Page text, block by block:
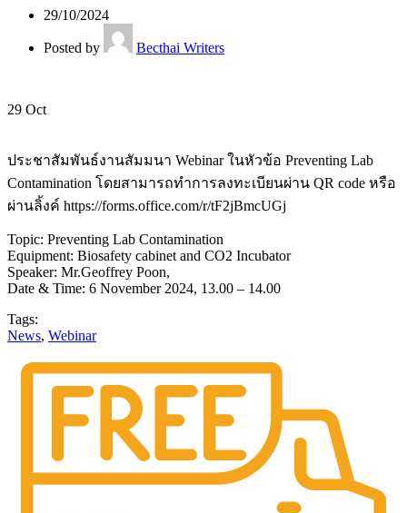
29/10/2024
Posted by Becthai Writers
29 Oct
ประชาสัมพันธ์งานสัมมนา Webinar ในหัวข้อ Preventing Lab
Contamination โดยสามารถทำการลงทะเบียนผ่าน QR code หรือ
ผ่านลิ้งค์ https://forms.office.com/r/tF2jBmcUGj
Topic: Preventing Lab Contamination
Equipment: Biosafety cabinet and CO2 Incubator
Speaker: Mr.Geoffrey Poon,
Date & Time: 6 November 2024, 13.00 – 14.00
Tags:
News, Webinar